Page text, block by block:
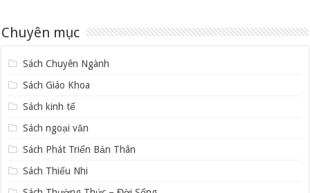
Chuyên mục
Sách Chuyên Ngành
Sách Giáo Khoa
Sách kinh tế
Sách ngoại văn
Sách Phát Triển Bản Thân
Sách Thiếu Nhi